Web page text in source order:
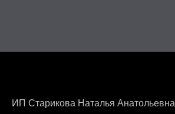
ИП Старикова Наталья Анатольевна